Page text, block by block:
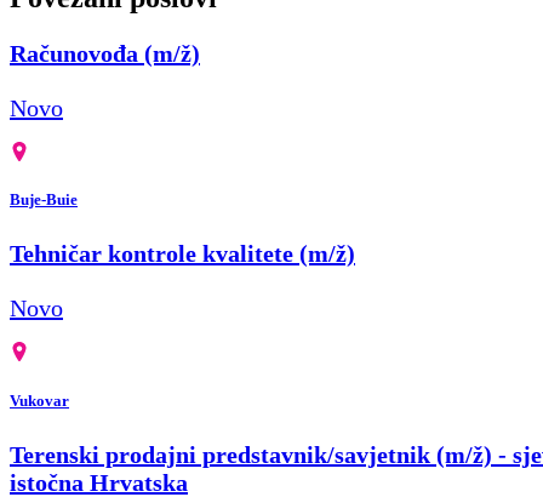
Računovođa (m/ž)
Novo
Buje-Buie
Tehničar kontrole kvalitete (m/ž)
Novo
Vukovar
Terenski prodajni predstavnik/savjetnik (m/ž) -
istočna Hrvatska